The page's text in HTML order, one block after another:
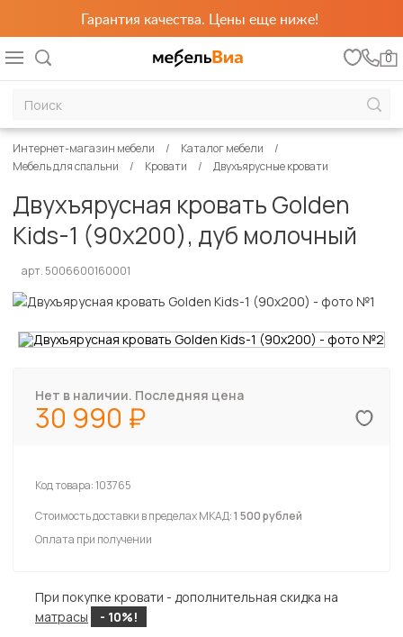
Гарантия качества. Цены еще ниже!
0
Интернет-магазин мебели
Каталог мебели
Мебель для спальни
Кровати Двухъярусные кровати
Двухъярусная кровать Golden
Kids-1 (90х200), дуб молочный
арт. 5006600160001
Нет в наличии. Последняя цена
30 990
Код товара:103765
Стоимость доставки в пределах МКАД:1 500 рублей
Оплата при получении
При покупке кровати - дополнительная скидка на
матрасы
- 10%!